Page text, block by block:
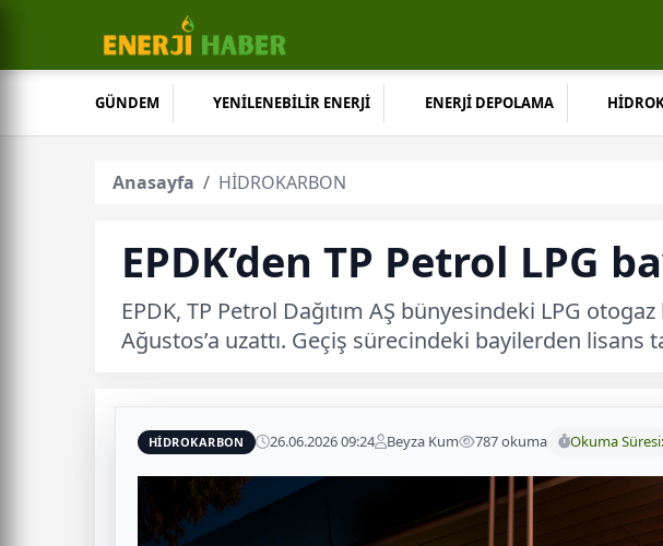
GÜNDEM YENİLENEBİLİR ENERJİ ENERJİ DEPOLAMA
Anasayfa HİDROKARBON
EPDK’den TP Petrol LPG
EPDK, TP Petrol Dağıtım AŞ bünyesindeki LPG
Ağustos’a uzattı. Geçiş sürecindeki bayilerden lisans
HİDROKARBON 26.06.2026 09:24 Beyza Kum 787 okuma Okuma